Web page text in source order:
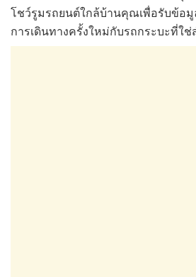
โชว์รูมรถยนต์ใกล้บ้านคุณเพื่อรับข้อมู
การเดินทางครั้งใหม่กับรถกระบะที่ใ